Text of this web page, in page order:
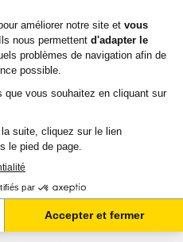
des
équivalent
prix pour
particuliers et
toner compatibles
par nos 2 millions de
Nous proposons
toutes les plus grandes
Lexmark, Brother,
Ricoh.... et même les